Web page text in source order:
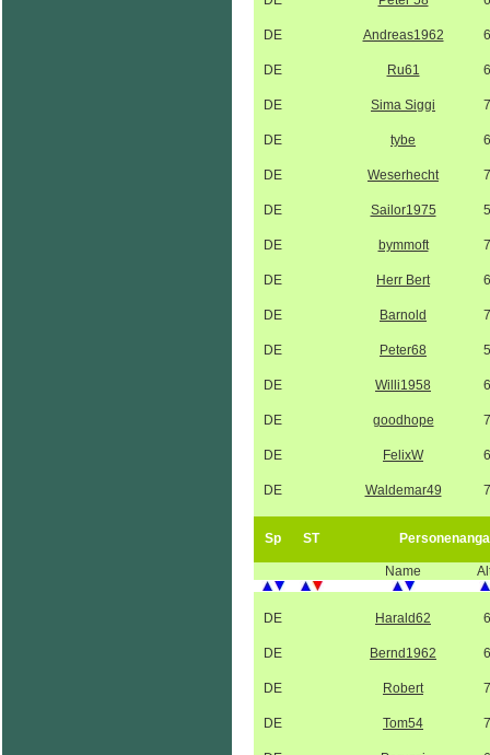
DE Andreas1962
DE Ru61
DE Sima Siggi
DE tybe
DE Weserhecht
DE Sailor1975
DE bymmoft
DE Herr Bert
DE Barnold
DE Peter68
DE Willi1958
DE goodhope
DE FelixW
DE Waldemar49
Sp ST
Name
DE Harald62
DE Bernd1962
DE Robert
DE Tom54